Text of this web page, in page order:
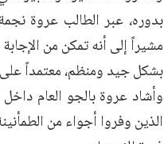
بدوره، عبر الطالب عروة
مشيراً إلى أنه تمكن من
بشكل جيد ومنظم، معتمداً على
وأشاد عروة بالجو العام داخل
الذين وفروا أجواء من